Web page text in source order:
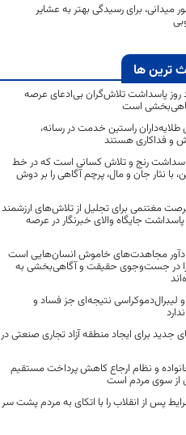
میدانی، برای رسیدگی بهتر به عشایر
ترین ها
پاسداشت تلاش‌گران بی‌ادعای عرصه
است
طلایه‌داران راستین خدمت در رسانه،
و فداکاری هستند
پاسداشت رنج و تلاش کسانی است که در خط
با نثار جان و مال، پرچم آگاهی را بر دوش
فرصت مغتنمی برای تجلیل از تلاش‌های ارزشمند
جایگاه والای خبرنگار در عرصه
یادآور مجاهدت‌های خاموش انسان‌هایی است
در جست‌وجوی حقیقت و آگاهی‌بخشی به
لیبرال‌دموکراسی نتیجه‌ای جز فساد و
جدید برای ایجاد منطقه آزاد تجاری صنعتی در
و نظام ارجاع کاهش پرداخت مستقیم
از سوی مردم است
پس از انقلاب را با اتکای به مردم پشت سر